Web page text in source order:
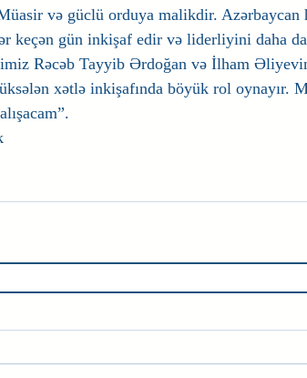
və güclü orduya malikdir.
keçən gün inkişaf edir və liderliyini daha
Rəcəb Tayyib Ərdoğan və İlham Əliyevin
xətlə inkişafında böyük rol oynayır.